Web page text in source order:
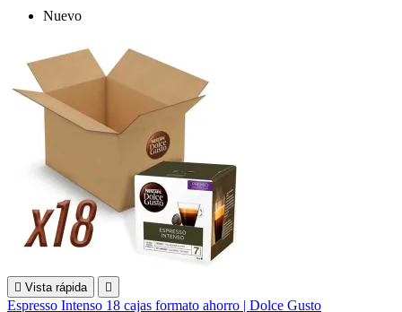
Nuevo
 Vista rápida 
Espresso Intenso 18 cajas formato ahorro | Dolce Gusto